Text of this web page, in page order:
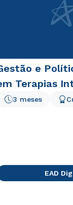
e
Terapias
3 meses
EAD